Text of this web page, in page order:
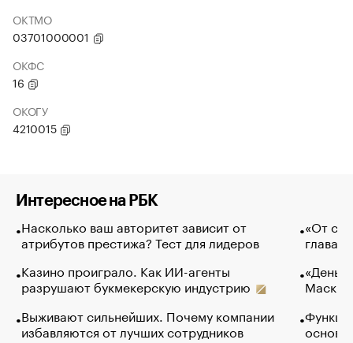
ОКТМО
03701000001
ОКФС
16
ОКОГУ
4210015
Интересное на РБК
Насколько ваш авторитет зависит от
атрибутов престижа? Тест для лидеров
Казино проиграло. Как ИИ-агенты
разрушают букмекерскую индустрию
Выживают сильнейших. Почему компании
избавляются от лучших сотрудников
«От
глава
Маск в
основ